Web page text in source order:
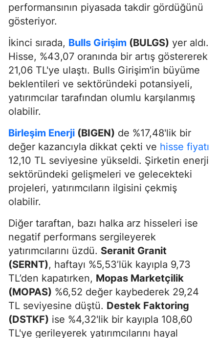
performansının piyasada takdir gördüğünü
gösteriyor.
İkinci sırada, Bulls Girişim (BULGS) yer aldı.
Hisse, %43,07 oranında bir artış göstererek
21,06 TL'ye ulaştı. Bulls Girişim'in büyüme
beklentileri ve sektöründeki potansiyeli,
yatırımcılar tarafından olumlu karşılanmış
olabilir.
Birleşim Enerji (BIGEN) de %17,48'lik bir
değer kazancıyla dikkat çekti ve hisse fiyatı
12,10 TL seviyesine yükseldi. Şirketin enerji
sektöründeki gelişmeleri ve gelecekteki
projeleri, yatırımcıların ilgisini çekmiş
olabilir.
Diğer taraftan, bazı halka arz hisseleri ise
negatif performans sergileyerek
yatırımcılarını üzdü. Seranit Granit
(SERNT), haftayı %5,53’lük kayıpla 9,73
TL’den kapatırken, Mopas Marketçilik
(MOPAS) %6,52 değer kaybederek 29,24
TL seviyesine düştü. Destek Faktoring
(DSTKF) ise %4,32'lik bir kayıpla 108,60
TL'ye gerileyerek yatırımcılarını hayal